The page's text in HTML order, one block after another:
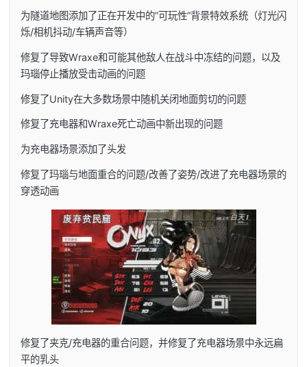
为隧道地图添加了正在开发中的”可玩性”背景特效系统（灯光闪
烁/相机抖动/车辆声音等）
修复了导致Wraxe和可能其他敌人在战斗中冻结的问题，以及
玛瑙停止播放受击动画的问题
修复了Unity在大多数场景中随机关闭地面剪切的问题
修复了充电器和Wraxe死亡动画中新出现的问题
为充电器场景添加了头发
修复了玛瑙与地面重合的问题/改善了姿势/改进了充电器场景的
穿透动画
修复了夹克/充电器的重合问题，并修复了充电器场景中永远扁
平的乳头